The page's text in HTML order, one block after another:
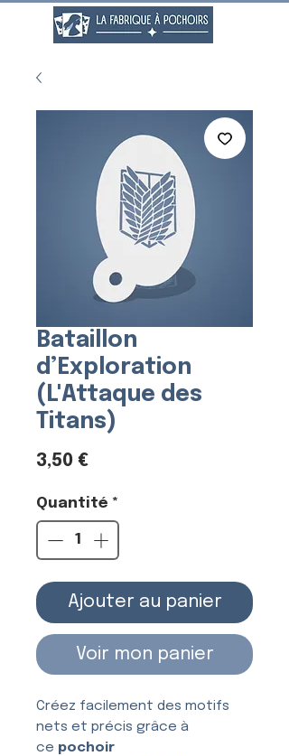
Bataillon
d’Exploration
(L'Attaque des
Titans)
3,50 €
Quantité *
Ajouter au panier
Voir mon panier
Créez facilement des motifs
nets et précis grâce à
ce pochoir